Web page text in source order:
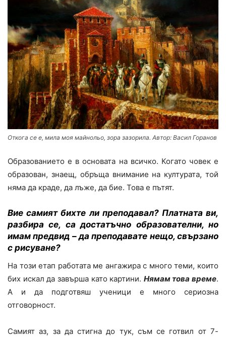
Откога се е, мила моя майнольо, зора зазорила. Автор: Васил Горанов
Образованието е в основата на всичко. Когато човек е
образован, знаещ, обръща внимание на културата, той
няма да краде, да лъже, да бие. Това е пътят.
Вие самият бихте ли преподавал? Платната ви,
разбира се, са достатъчно образователни, но
имам предвид – да преподавате нещо, свързано
с рисуване?
На този етап работата ме ангажира с много теми, които
бих искал да завърша като картини. Нямам това време.
А и да подготвяш ученици е много сериозна
отговорност.
Самият аз, за да стигна до тук, съм се готвил от 7-